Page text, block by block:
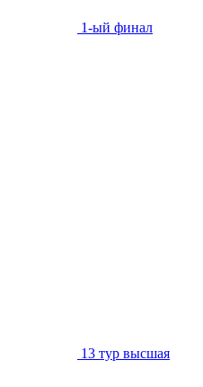
1-ый финал
13 тур высшая